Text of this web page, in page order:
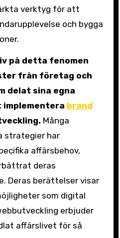
verktyg för att
och bygga
på detta fenomen
från företag och
delat sina egna
brand
Många
strategier har
affärsbehov,
deras
Deras berättelser visar
som digital
erbjuder
affärslivet för så